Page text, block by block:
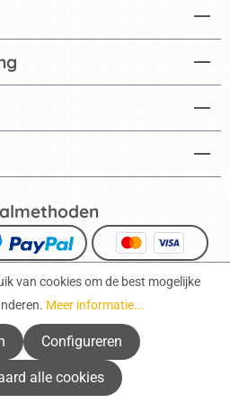
Gegevensbescherming
Herroepingsrecht
van cookies om de best mogelijke
Meer informatie...
Configureren
alle cookies